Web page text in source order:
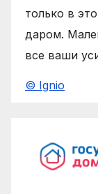
только в
даром.
все ваши
© Ignio